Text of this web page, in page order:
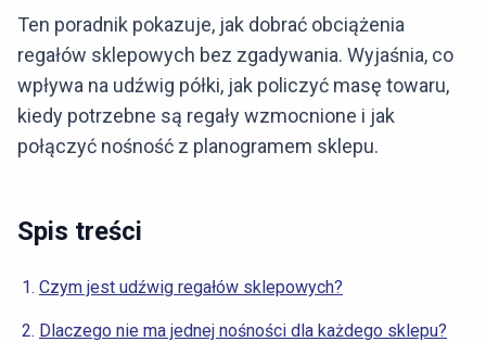
Ten poradnik pokazuje, jak dobrać obciążenia
regałów sklepowych bez zgadywania. Wyjaśnia, co
wpływa na udźwig półki, jak policzyć masę towaru,
kiedy potrzebne są regały wzmocnione i jak
połączyć nośność z planogramem sklepu.
Spis treści
Czym jest udźwig regałów sklepowych?
Dlaczego nie ma jednej nośności dla każdego sklepu?